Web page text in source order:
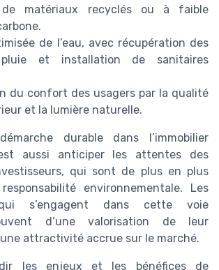
de matériaux recyclés ou à faible
de l’eau, avec récupération des
et installation de sanitaires
du confort des usagers par la qualité
et la lumière naturelle.
durable dans l’immobilier
aussi anticiper les attentes des
qui sont de plus en plus
environnementale. Les
s’engagent dans cette voie
d’une valorisation de leur
attractivité accrue sur le marché.
les enjeux et les bénéfices de